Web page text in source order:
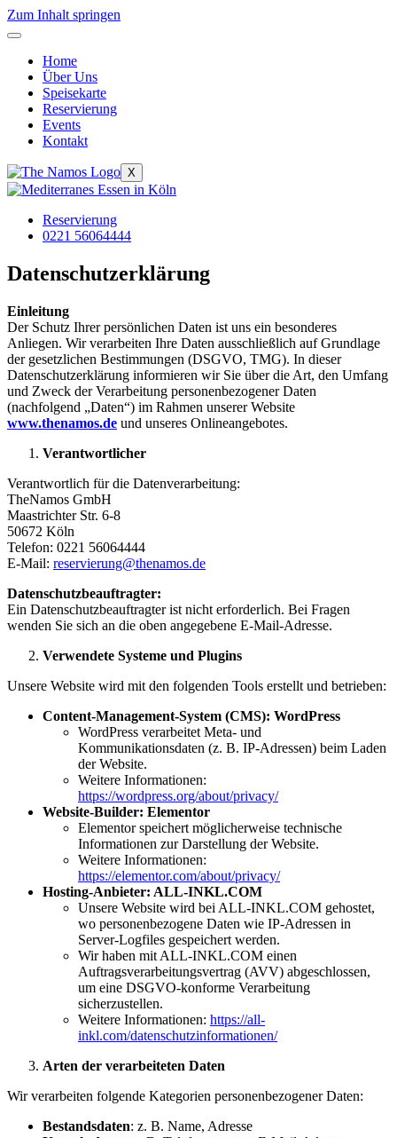
Zum Inhalt springen
Home
Über Uns
Speisekarte
Reservierung
Events
Kontakt
X
Reservierung
0221 56064444
Datenschutzerklärung
Einleitung
Der Schutz Ihrer persönlichen Daten ist uns ein besonderes
Anliegen. Wir verarbeiten Ihre Daten ausschließlich auf Grundlage
der gesetzlichen Bestimmungen (DSGVO, TMG). In dieser
Datenschutzerklärung informieren wir Sie über die Art, den Umfang
und Zweck der Verarbeitung personenbezogener Daten
(nachfolgend „Daten“) im Rahmen unserer Website
www.thenamos.de und unseres Onlineangebotes.
Verantwortlicher
Verantwortlich für die Datenverarbeitung:
TheNamos GmbH
Maastrichter Str. 6-8
50672 Köln
Telefon: 0221 56064444
E-Mail: reservierung@thenamos.de
Datenschutzbeauftragter:
Ein Datenschutzbeauftragter ist nicht erforderlich. Bei Fragen
wenden Sie sich an die oben angegebene E-Mail-Adresse.
Verwendete Systeme und Plugins
Unsere Website wird mit den folgenden Tools erstellt und betrieben:
Content-Management-System (CMS): WordPress
WordPress verarbeitet Meta- und
Kommunikationsdaten (z. B. IP-Adressen) beim Laden
der Website.
Weitere Informationen:
https://wordpress.org/about/privacy/
Website-Builder: Elementor
Elementor speichert möglicherweise technische
Informationen zur Darstellung der Website.
Weitere Informationen:
https://elementor.com/about/privacy/
Hosting-Anbieter: ALL-INKL.COM
Unsere Website wird bei ALL-INKL.COM gehostet,
wo personenbezogene Daten wie IP-Adressen in
Server-Logfiles gespeichert werden.
Wir haben mit ALL-INKL.COM einen
Auftragsverarbeitungsvertrag (AVV) abgeschlossen,
um eine DSGVO-konforme Verarbeitung
sicherzustellen.
Weitere Informationen: https://all-
inkl.com/datenschutzinformationen/
Arten der verarbeiteten Daten
Wir verarbeiten folgende Kategorien personenbezogener Daten:
Bestandsdaten: z. B. Name, Adresse